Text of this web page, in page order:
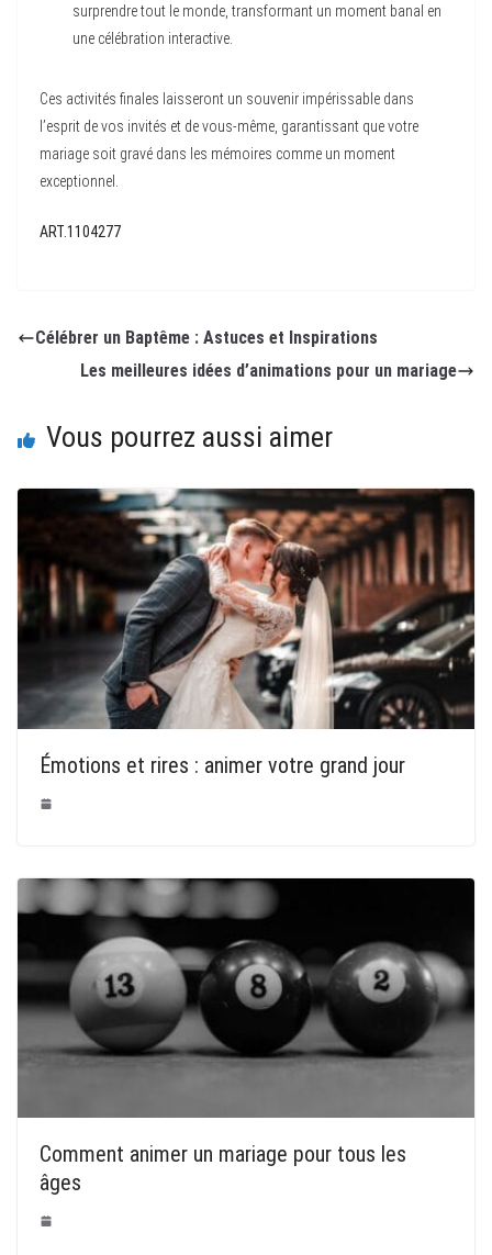
surprendre tout le monde, transformant un moment banal en
une célébration interactive.
Ces activités finales laisseront un souvenir impérissable dans
l’esprit de vos invités et de vous-même, garantissant que votre
mariage soit gravé dans les mémoires comme un moment
exceptionnel.
ART.1104277
Célébrer un Baptême : Astuces et Inspirations
Les meilleures idées d’animations pour un mariage
Vous pourrez aussi aimer
Émotions et rires : animer votre grand jour
Comment animer un mariage pour tous les
âges